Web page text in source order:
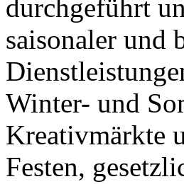
durchgeführt
saisonaler und
Winter- und
Kreativmärkte
Festen,